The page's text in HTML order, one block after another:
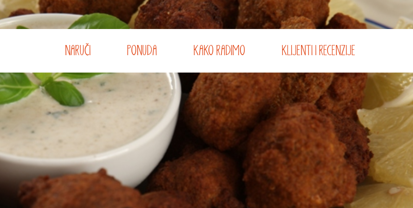
NARUČI PONUDA KAKO RADIMO KLIJENTI I RECENZIJE